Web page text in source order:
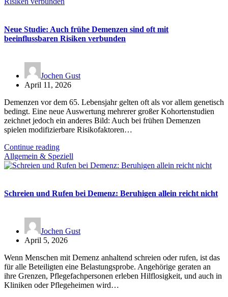
Neue Studie: Auch frühe Demenzen sind oft mit
beeinflussbaren Risiken verbunden
Jochen Gust
April 11, 2026
Demenzen vor dem 65. Lebensjahr gelten oft als vor allem genetisch
bedingt. Eine neue Auswertung mehrerer großer Kohortenstudien
zeichnet jedoch ein anderes Bild: Auch bei frühen Demenzen
spielen modifizierbare Risikofaktoren…
Continue reading
Allgemein & Speziell
Schreien und Rufen bei Demenz: Beruhigen allein reicht nicht
Jochen Gust
April 5, 2026
Wenn Menschen mit Demenz anhaltend schreien oder rufen, ist das
für alle Beteiligten eine Belastungsprobe. Angehörige geraten an
ihre Grenzen, Pflegefachpersonen erleben Hilflosigkeit, und auch in
Kliniken oder Pflegeheimen wird…